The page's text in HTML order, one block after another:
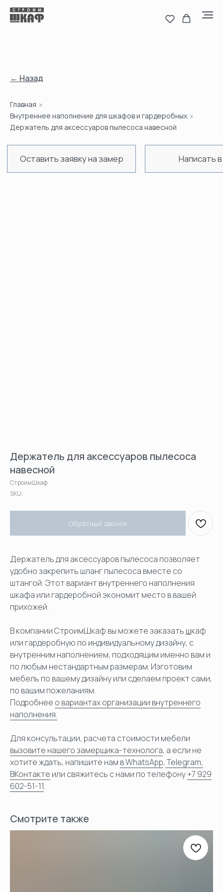
← Назад
Главная »
Внутреннее наполнение для шкафов и гардеробных »
Держатель для аксессуаров пылесоса навесной
Оставить заявку на замер Написать в MAX
Держатель для аксессуаров пылесоса
навесной
СтроимШкаф
SKU:
Обратный звонок
Держатель для аксессуаров пылесоса позволяет
удобно закрепить шланг пылесоса вместе со
штангой. Этот вариант внутреннего наполнения
шкафа или гардеробной экономит место в вашей
прихожей.
В компании СтроимШкаф вы можете заказать шкаф
или гардеробную по индивидуальному дизайну, с
внутренним наполнением, подходящим именно вам и
по любым нестандартным размерам. Изготовим
мебель по вашему дизайну или сделаем проект сами,
по вашим пожеланиям.
Подробнее о вариантах организации внутреннего
наполнения.
Для консультации, расчета стоимости мебели
вызовите нашего замерщика-технолога, а если не
хотите ждать, напишите нам в WhatsApp, Telegram,
ВКонтакте или свяжитесь с нами по телефону+7 929
602-51-11.
Смотрите также